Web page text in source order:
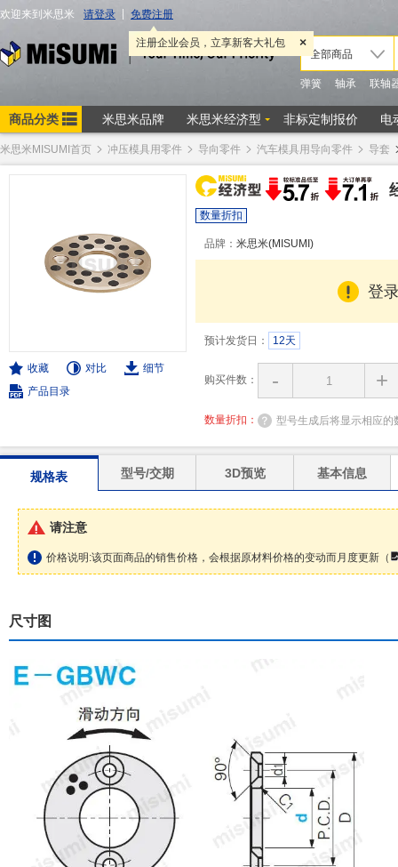
米思米MISUMI首页 冲压模具用零件 导向零件 汽车模具用导向零件 导套
收藏 对比
细节
产品目录
数量折扣
品牌： 米思米(MISUMI)
登
预计发货日： 12天
购买件数： - +
数量折扣： 型号生成后将显示相应的
规格表 型号/交期 3D预览 基本信息
请注意
价格说明:该页面商品的销售价格，会根据原材料价格的变动而月度更新（
尺寸图